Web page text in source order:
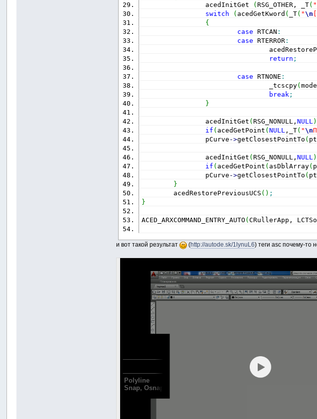
acedInitGet
(RSG_OTHER, _T(
switch
( acedGetKword ( _T( "\n
{
case RTCAN :
case RTERROR :
return ;
case RTNONE :
_tcscpy(
break ;
}
acedInitGet (RSG_NONULL,NULL )
if ( acedGetPoint (NULL ,_T( "\n
pCurve ->getClosestPointTo (
acedInitGet (RSG_NONULL,NULL )
if ( acedGetPoint ( asDblArray(
pCurve ->getClosestPointTo (
}
acedRestorePreviousUCS ( ) ;
}
ACED_ARXCOMMAND_ENTRY_AUTO (CRullerApp,
и вот такой результат (http://autode.sk/1lynuL6) теги asc почему-то